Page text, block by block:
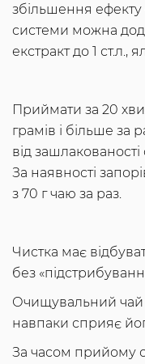
збільшення ефекту
системи можна
екстракт до 1
Приймати за 20
грамів і більше за
від зашлакованості
За наявності
з 70 г чаю за раз.
Чистка має
без
Очищувальний
навпаки сприяє
За часом прийому